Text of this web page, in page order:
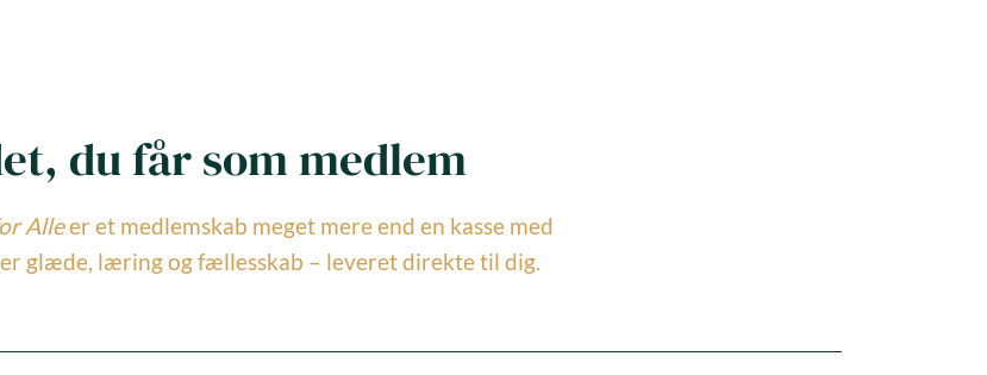
du får som medlem
Alleer et medlemskab meget mere end en kasse med
glæde, læring og fællesskab – leveret direkte til dig.